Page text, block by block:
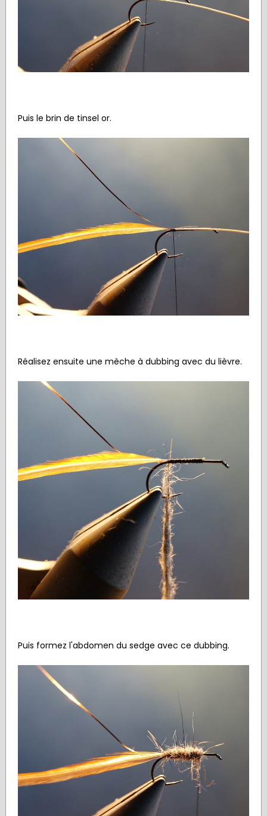
Puis le brin de tinsel or.
Réalisez ensuite une mèche à dubbing avec du lièvre.
Puis formez l'abdomen du sedge avec ce dubbing.